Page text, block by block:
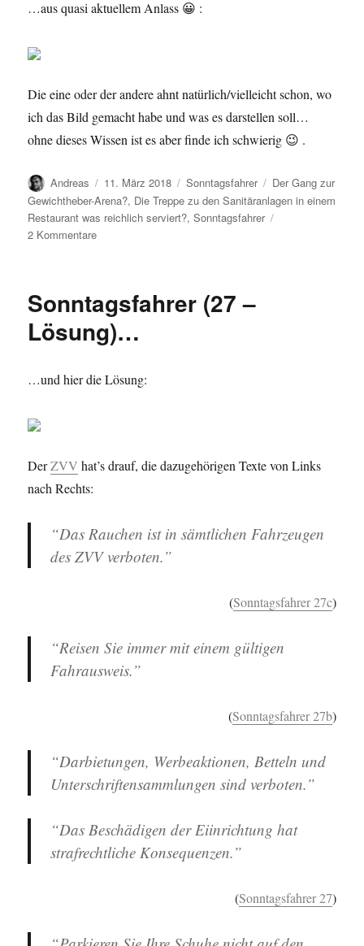
…aus quasi aktuellem Anlass 😀 :
Die eine oder der andere ahnt natürlich/vielleicht schon, wo
ich das Bild gemacht habe und was es darstellen soll…
ohne dieses Wissen ist es aber finde ich schwierig 😉 .
Autor
Andreas
Veröffentlicht
am
11. März 2018 Kategorien
Sonntagsfahrer Schlagwörter
Der Gang zur
Gewichtheber-Arena?, Die Treppe zu den Sanitäranlagen in einem
Restaurant was reichlich serviert?,Sonntagsfahrer
2 Kommentarezu
Sonntagsfahrer (27 –
Lösung)…
…und hier die Lösung:
DerZVV hat’s drauf, die dazugehörigen Texte von Links
nach Rechts:
“Das Rauchen ist in sämtlichen Fahrzeugen
des ZVV verboten.”
(Sonntagsfahrer 27c)
“Reisen Sie immer mit einem gültigen
Fahrausweis.”
(Sonntagsfahrer 27b)
“Darbietungen, Werbeaktionen, Betteln und
Unterschriftensammlungen sind verboten.”
“Das Beschädigen der Eiinrichtung hat
strafrechtliche Konsequenzen.”
(Sonntagsfahrer 27)